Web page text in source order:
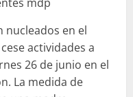
nucleados en el
actividades a
26 de junio en el
La medida de